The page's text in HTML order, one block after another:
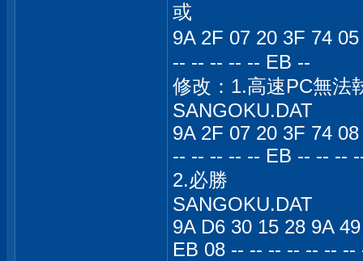
或
9A 2F 07 20 3F 74
-- -- -- -- -- EB --
修改：1.高速PC無法
SANGOKU.DAT
9A 2F 07 20 3F 74
-- -- -- -- -- EB -- -- --
2.必勝
SANGOKU.DAT
9A D6 30 15 28 9A
EB 08 -- -- -- -- -- --